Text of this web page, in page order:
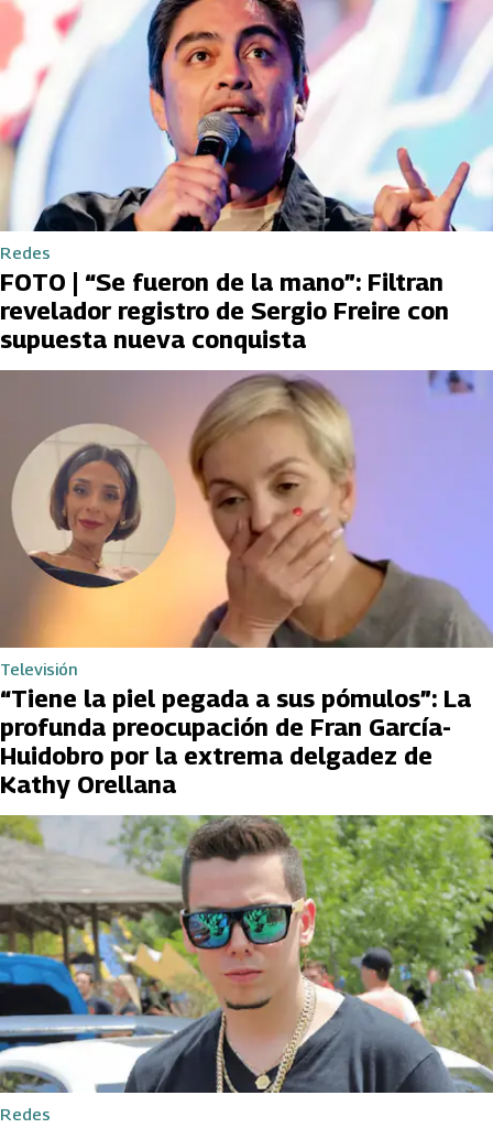
Redes
FOTO | “Se fueron de la mano”: Filtran
revelador registro de Sergio Freire con
supuesta nueva conquista
Televisión
“Tiene la piel pegada a sus pómulos”: La
profunda preocupación de Fran García-
Huidobro por la extrema delgadez de
Kathy Orellana
Redes